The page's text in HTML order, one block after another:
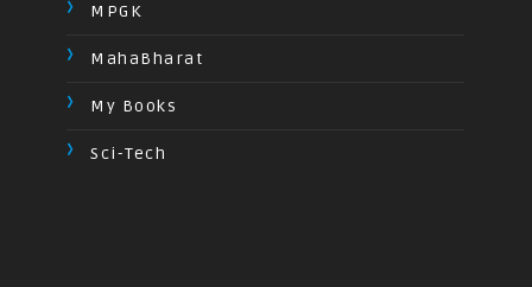
MPGK
MahaBharat
My Books
Sci-Tech